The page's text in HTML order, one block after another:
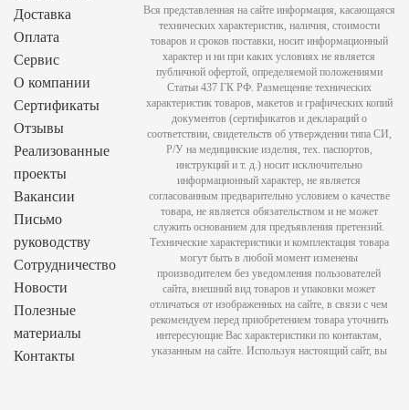
Доставка
Оплата
Сервис
О компании
Сертификаты
Отзывы
Реализованные
проекты
Вакансии
Письмо
руководству
Сотрудничество
Новости
Полезные
материалы
Контакты
Вся представленная на сайте информация, касающаяся
технических характеристик, наличия, стоимости
товаров и сроков поставки, носит информационный
характер и ни при каких условиях не является
публичной офертой, определяемой положениями
Статьи 437 ГК РФ. Размещение технических
характеристик товаров, макетов и графических копий
документов (сертификатов и деклараций о
соответствии, свидетельств об утверждении типа СИ,
Р/У на медицинские изделия, тех. паспортов,
инструкций и т. д.) носит исключительно
информационный характер, не является
согласованным предварительно условием о качестве
товара, не является обязательством и не может
служить основанием для предъявления претензий.
Технические характеристики и комплектация товара
могут быть в любой момент изменены
производителем без уведомления пользователей
сайта, внешний вид товаров и упаковки может
отличаться от изображенных на сайте, в связи с чем
рекомендуем перед приобретением товара уточнить
интересующие Вас характеристики по контактам,
указанным на сайте. Используя настоящий сайт, вы